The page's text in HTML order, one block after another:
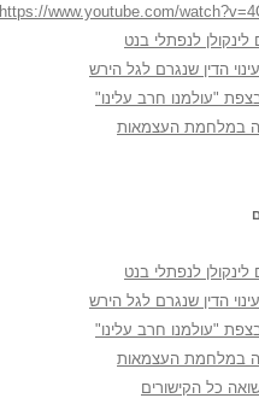
https://www.youtube.com/
לנפתלי בנט
הדין שנגרם לגל הירש
במלחמת העצמאות
לנפתלי בנט
הדין שנגרם לגל הירש
במלחמת העצמאות
כל הקישורים